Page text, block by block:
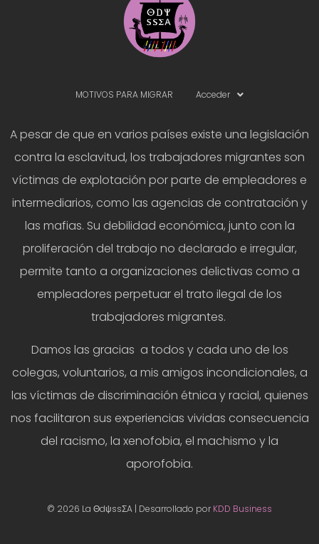
MOTIVOS PARA MIGRAR Acceder
A pesar de que en varios países existe una legislación
contra la esclavitud, los trabajadores migrantes son
víctimas de explotación por parte de empleadores e
intermediarios, como las agencias de contratación y
las mafias. Su debilidad económica, junto con la
proliferación del trabajo no declarado e irregular,
permite tanto a organizaciones delictivas como a
empleadores perpetuar el trato ilegal de los
trabajadores migrantes.
Damos las gracias a todos y cada uno de los
colegas, voluntarios, a mis amigos incondicionales, a
las víctimas de discriminación étnica y racial, quienes
nos facilitaron sus experiencias vividas consecuencia
del racismo, la xenofobia, el machismo y la
aporofobia.
© 2026 La ΘdψssΣA | Desarrollado por KDD Business